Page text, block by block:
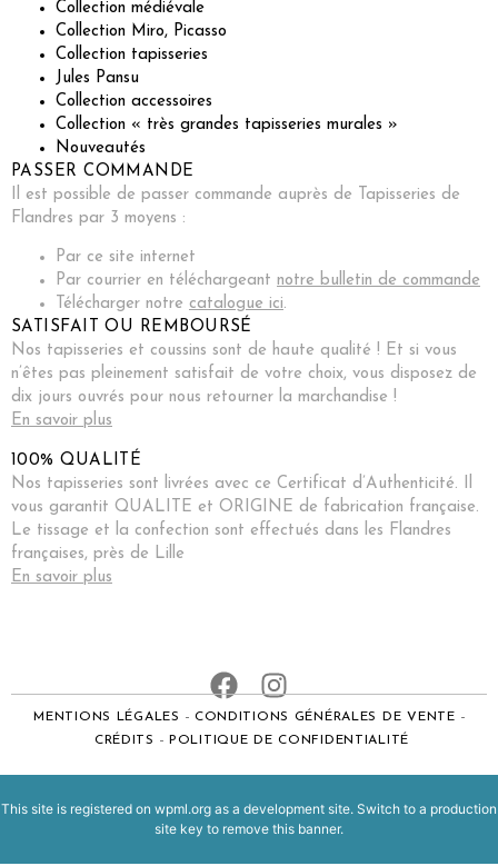
Collection médiévale
Collection Miro, Picasso
Collection tapisseries
Jules Pansu
Collection accessoires
Collection « très grandes tapisseries murales »
Nouveautés
PASSER COMMANDE
Il est possible de passer commande auprès de Tapisseries de
Flandres par 3 moyens :
Par ce site internet
Par courrier en téléchargeant notre bulletin de commande
Télécharger notre catalogue ici.
SATISFAIT OU REMBOURSÉ
Nos tapisseries et coussins sont de haute qualité ! Et si vous
n’êtes pas pleinement satisfait de votre choix, vous disposez de
dix jours ouvrés pour nous retourner la marchandise !
En savoir plus
100% QUALITÉ
Nos tapisseries sont livrées avec ce Certificat d’Authenticité. Il
vous garantit QUALITE et ORIGINE de fabrication française.
Le tissage et la confection sont effectués dans les Flandres
françaises, près de Lille
En savoir plus
MENTIONS LÉGALES
CONDITIONS GÉNÉRALES DE VENTE
CRÉDITS
POLITIQUE DE CONFIDENTIALITÉ
This site is registered on wpml.org as a development site. Switch to a production
site key to remove this banner.